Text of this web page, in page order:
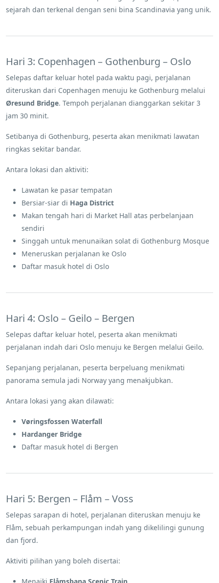
sejarah dan terkenal dengan seni bina Scandinavia yang unik.
Hari 3: Copenhagen – Gothenburg – Oslo
Selepas daftar keluar hotel pada waktu pagi, perjalanan
diteruskan dari Copenhagen menuju ke Gothenburg melalui
Øresund Bridge. Tempoh perjalanan dianggarkan sekitar 3
jam 30 minit.
Setibanya di Gothenburg, peserta akan menikmati lawatan
ringkas sekitar bandar.
Antara lokasi dan aktiviti:
Lawatan ke pasar tempatan
Bersiar-siar di Haga District
Makan tengah hari di Market Hall atas perbelanjaan
sendiri
Singgah untuk menunaikan solat di Gothenburg Mosque
Meneruskan perjalanan ke Oslo
Daftar masuk hotel di Oslo
Hari 4: Oslo – Geilo – Bergen
Selepas daftar keluar hotel, peserta akan menikmati
perjalanan indah dari Oslo menuju ke Bergen melalui Geilo.
Sepanjang perjalanan, peserta berpeluang menikmati
panorama semula jadi Norway yang menakjubkan.
Antara lokasi yang akan dilawati:
Vøringsfossen Waterfall
Hardanger Bridge
Daftar masuk hotel di Bergen
Hari 5: Bergen – Flåm – Voss
Selepas sarapan di hotel, perjalanan diteruskan menuju ke
Flåm, sebuah perkampungan indah yang dikelilingi gunung
dan fjord.
Aktiviti pilihan yang boleh disertai: